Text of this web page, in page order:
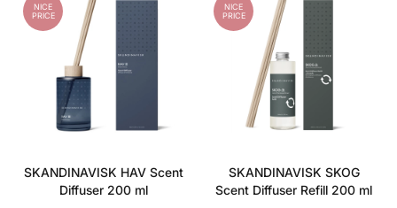
NICE
PRICE
SKANDINAVISK HAV Scent
Diffuser 200 ml
NICE
PRICE
SKANDINAVISK SKOG
Scent Diffuser Refill 200 ml